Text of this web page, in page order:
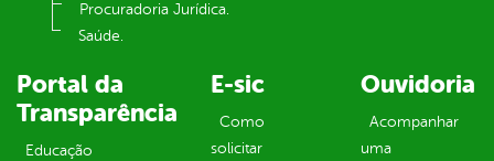
Procuradoria Jurídica.
Saúde.
Portal da
Transparência
Educação
E-sic
Como
solicitar
Ouvidoria
Acompanhar
uma